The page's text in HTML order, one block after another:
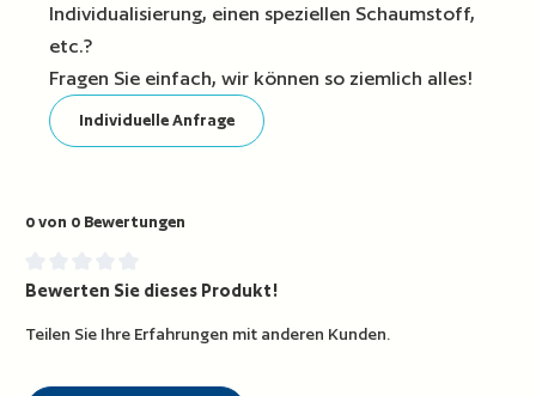
Individualisierung, einen speziellen Schaumstoff,
etc.?
Fragen Sie einfach, wir können so ziemlich alles!
Individuelle Anfrage
0 von 0 Bewertungen
Durchschnittliche Bewertung von 0 von 5 Sternen
Bewerten Sie dieses Produkt!
Teilen Sie Ihre Erfahrungen mit anderen Kunden.